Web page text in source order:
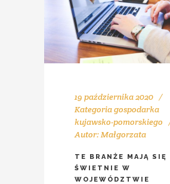
19 października 2020
Kategoriagospodarka
kujawsko-pomorskiego
Autor:Małgorzata
TE BRANŻE MAJĄ SIĘ
ŚWIETNIE W
WOJEWÓDZTWIE